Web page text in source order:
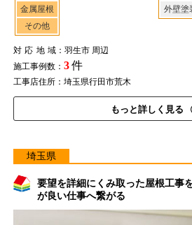
金属屋根
その他
外壁塗
対応地域：羽生市 周辺
施工事例数： 3件
工事店住所：埼玉県行田市荒木
もっと詳しく見る
埼玉県
要望を詳細にくみ取った屋根工事
が良い仕事へ繋がる